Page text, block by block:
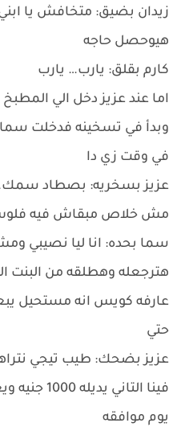
زيدان بضيق: متخافش يا
هيوحصل حاجه
كارم بقلق: يارب… يارب
اما عند عزيز دخل الي
وبدأ في تسخينه فدخلت
في وقت زي دا
عزيز بسخريه: بصطاد سمك…
مش خلاص مبقاش فيه
سما بحده: انا ليا
هترجعله وهطلقه من البنت
عارفه كويس انه مستحيل
حتي
عزيز بضحك: طيب تيجي
فينا
يوم موافقه